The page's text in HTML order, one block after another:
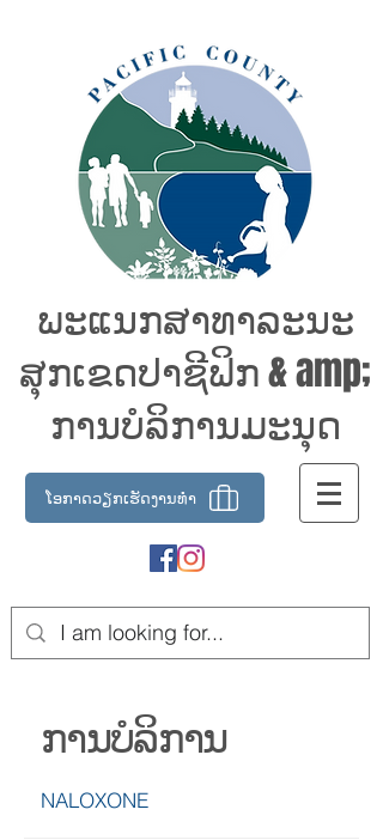
ພະແນກສາທາລະນະ
ສຸກເຂດປາຊີຟິກ & amp;
ການບໍລິການມະນຸດ
ໂອກາດວຽກເຮັດງານທໍາ
ການບໍລິການ
NALOXONE